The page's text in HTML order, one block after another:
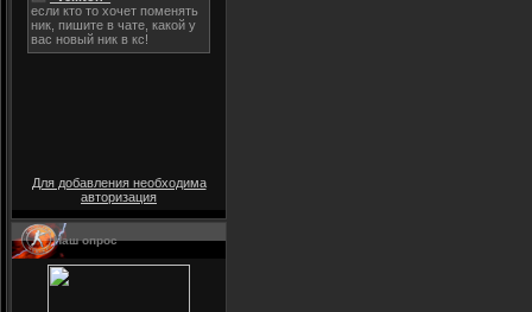
Для добавления необходима
авторизация
Наш опрос